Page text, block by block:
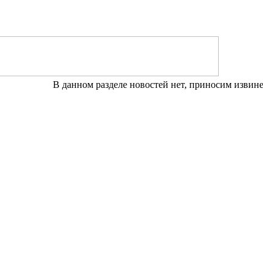
В данном разделе новостей нет, приносим